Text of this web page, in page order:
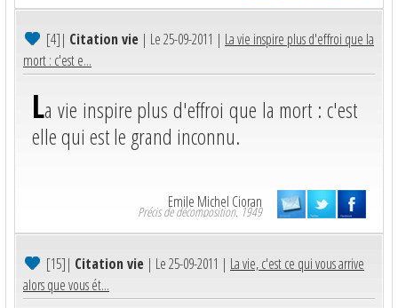
[4]| Citation vie | Le 25-09-2011 | La vie inspire plus d'effroi que la
mort : c'est e...
La vie inspire plus d'effroi que la mort : c'est
elle qui est le grand inconnu.
Emile Michel Cioran
Précis de décomposition. 1949
[15]| Citation vie | Le 25-09-2011 | La vie, c'est ce qui vous arrive
alors que vous ét...